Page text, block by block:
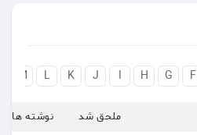
F
G
H
I
J
K
L
M
ملحق شد نوشته ها